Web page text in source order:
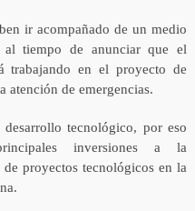
ir acompañado de un medio
tiempo de anunciar que el
trabajando en el proyecto de
atención de emergencias.
tecnológico, por eso
inversiones a la
proyectos tecnológicos en la